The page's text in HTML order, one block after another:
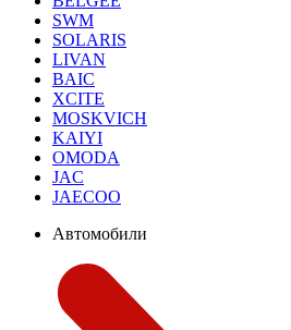
SWM
SOLARIS
LIVAN
BAIC
XCITE
MOSKVICH
KAIYI
OMODA
JAC
JAECOO
Автомобили